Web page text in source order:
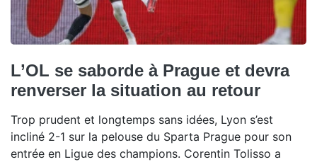
L’OL se saborde à Prague et devra
renverser la situation au retour
Trop prudent et longtemps sans idées, Lyon s’est
incliné 2-1 sur la pelouse du Sparta Prague pour son
entrée en Ligue des champions. Corentin Tolisso a